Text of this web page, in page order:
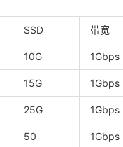
SSD 带宽
10G 1Gbps
15G 1Gbps
25G 1Gbps
50 1Gbps